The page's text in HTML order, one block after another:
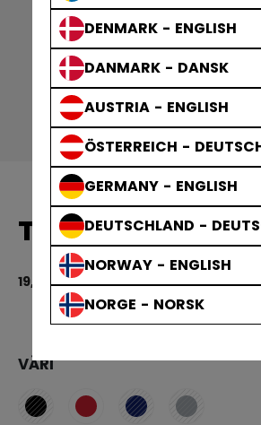
DENMARK - ENGLISH
DANMARK - DANSK
AUSTRIA - ENGLISH
ÖSTERREICH -
GERMANY - ENGLISH
DEUTSCHLAND -
NORWAY - ENGLISH
NORGE - NORSK
TREENIPAITA
19,90 €
VÄRI